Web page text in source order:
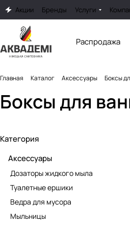
Акции Бренды Услуги
Распродажа
Главная Каталог Аксессуары Боксы
Боксы для
Категория
Аксессуары
Дозаторы жидкого мыла
Туалетные ершики
Ведра для мусора
Мыльницы